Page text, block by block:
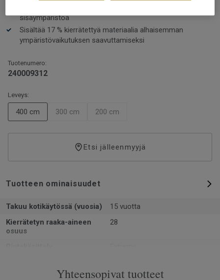
sisäympäristöä
Sisältää 17 % kierrätettyä materiaalia alhaisemman
ympäristövaikutuksen saavuttamiseksi
Tuotenumero:
240009312
Leveys:
400 cm 300 cm 200 cm
Etsi jälleenmyyjä
Tuotteen ominaisuudet
Takuu kotikäytössä (vuosia)
15 vuotta
Kierrätetyn raaka-aineen
osuus
28
Kokonaispaksuus
2.4
Yhteensopivat tuotteet